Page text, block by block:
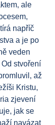
ale
napříč
a je po
veden
stvoření
až
Kristu,
zjevení
jak se
navázat